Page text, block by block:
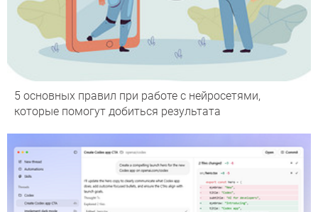
5 основных правил при работе с нейросетями,
которые помогут добиться результата